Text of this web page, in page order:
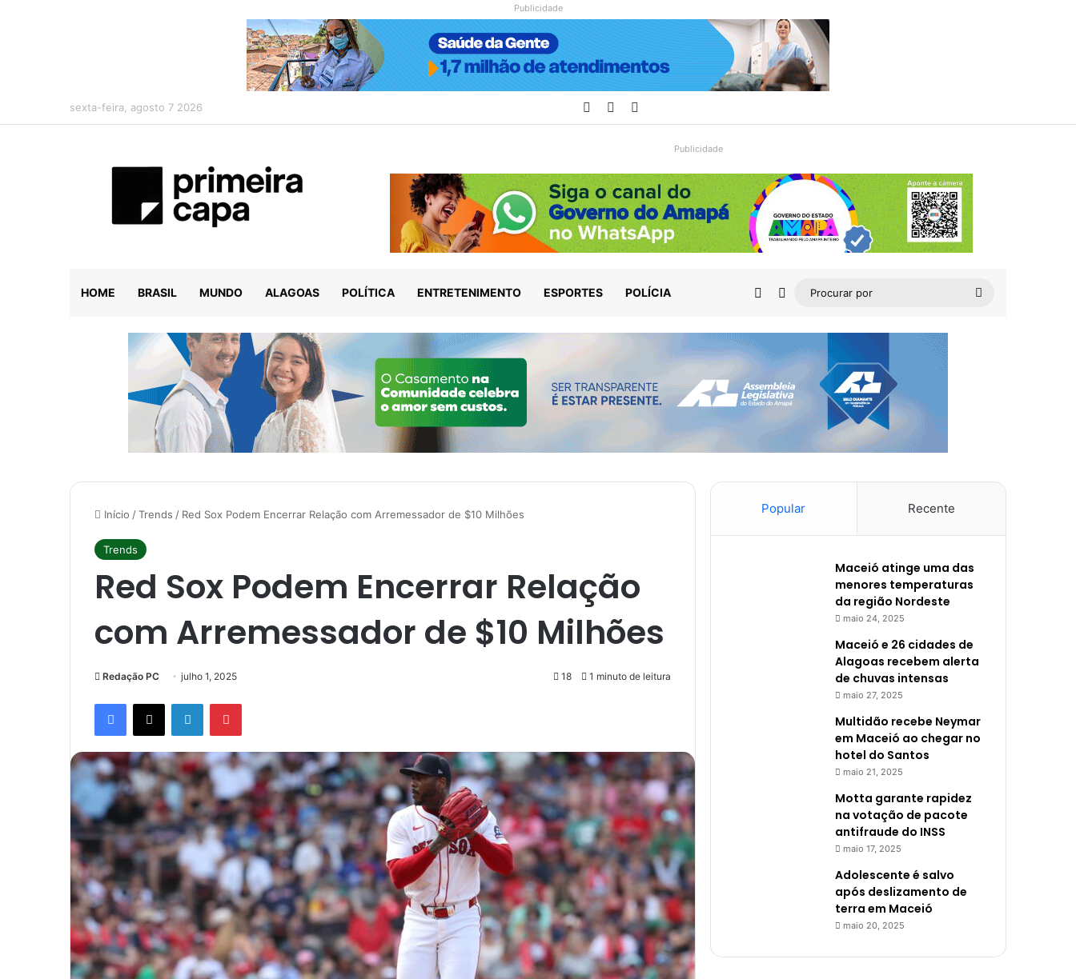
Publicidade
sexta-feira, agosto 7 2026 Facebook
YouTube
Publicidade
HOME BRASIL MUNDO ALAGOAS POLÍTICA ENTRETENIMENTO ESPORTES POLÍCIA Barra Lateral
Switch skin
Procurar
Início /Trends / Red Sox Podem Encerrar Relação com Arremessador de $10 Milhões
Trends
Red Sox Podem Encerrar Relação
com Arremessador de $10 Milhões
Redação PC julho 1, 2025 18 1 minuto de leitura
Facebook
X LinkedinPinterest
Popular Recente
Maceió atinge uma das
menores temperaturas
da região Nordeste
maio 24, 2025
Maceió e 26 cidades de
Alagoas recebem alerta
de chuvas intensas
maio 27, 2025
Multidão recebe Neymar
em Maceió ao chegar no
hotel do Santos
maio 21, 2025
Motta garante rapidez
na votação de pacote
antifraude do INSS
maio 17, 2025
Adolescente é salvo
após deslizamento de
terra em Maceió
maio 20, 2025